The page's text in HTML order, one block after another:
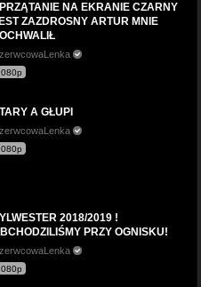
NA EKRANIE CZARNY
ZAZDROSNY ARTUR MNIE
A GŁUPI
2018/2019 !
PRZY OGNISKU!